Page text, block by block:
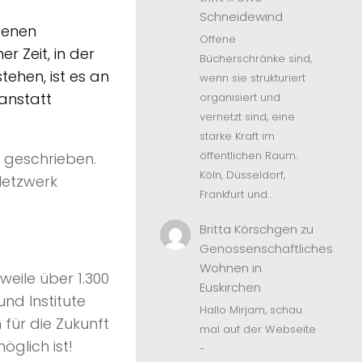
Zeit, in der
ist es an
über 1.300
Institute
für die Zukunft
ist!
Schneidewind
Offene
Bücherschränke sind,
wenn sie strukturiert
organisiert und
vernetzt sind, eine
starke Kraft im
öffentlichen Raum.
Köln, Düsseldorf,
Frankfurt und…
Britta Körschgen zu
Genossenschaftliches
Wohnen in
Euskirchen
Hallo Mirjam, schau
mal auf der Webseite
-